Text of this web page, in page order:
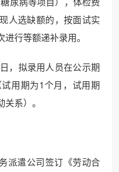
人选缺额的，按面试实
行等额递补录用。
，拟录用人员在公示期
用期为1个月，试用期
系）。
派遣公司签订《劳动合